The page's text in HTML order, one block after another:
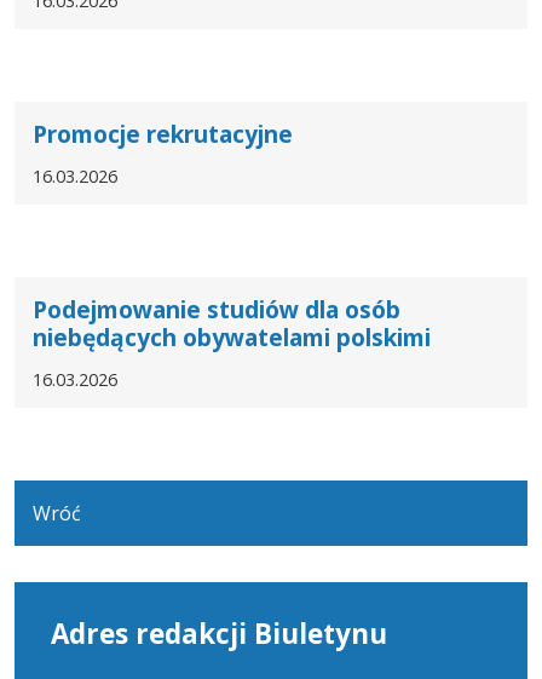
Promocje rekrutacyjne
16.03.2026
Podejmowanie studiów dla osób
niebędących obywatelami polskimi
16.03.2026
Wróć
Adres redakcji Biuletynu